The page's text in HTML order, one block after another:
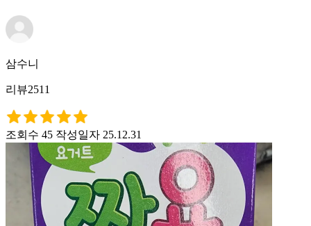
삼수니
리뷰2511
조회수 45 작성일자 25.12.31